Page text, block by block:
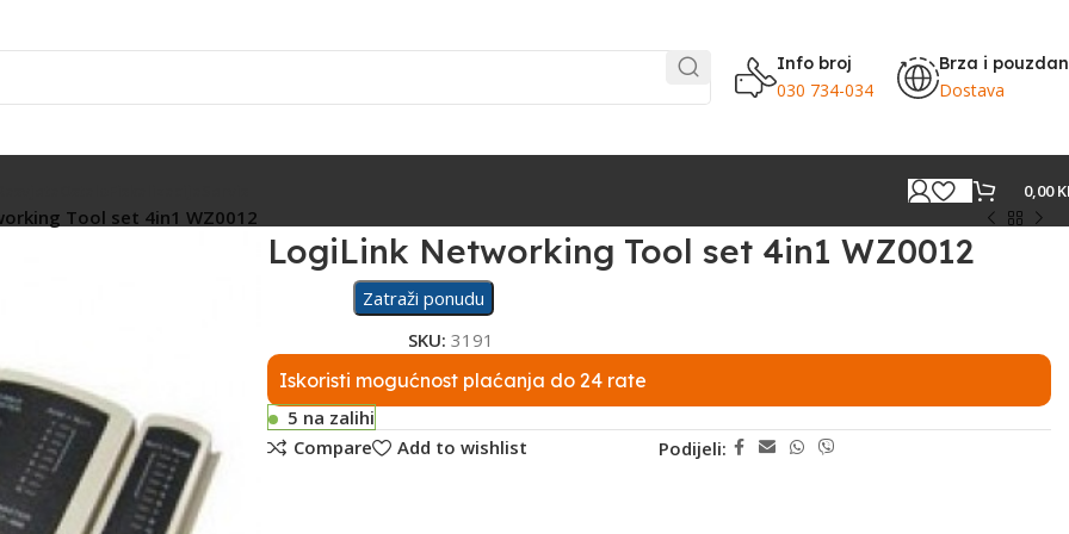
Info broj
030 734-034
Brza i
Dostava
0,00
Tool set 4in1 WZ0012
LogiLink Networking Tool set 4in1 WZ0012
Zatraži ponudu
SKU: 3191
Iskoristi mogućnost plaćanja do 24 rate
5 na zalihi
Compare
Add to wishlist Podijeli: